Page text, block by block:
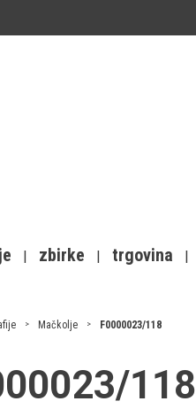
zbirke trgovina
Mačkolje F0000023/118
118